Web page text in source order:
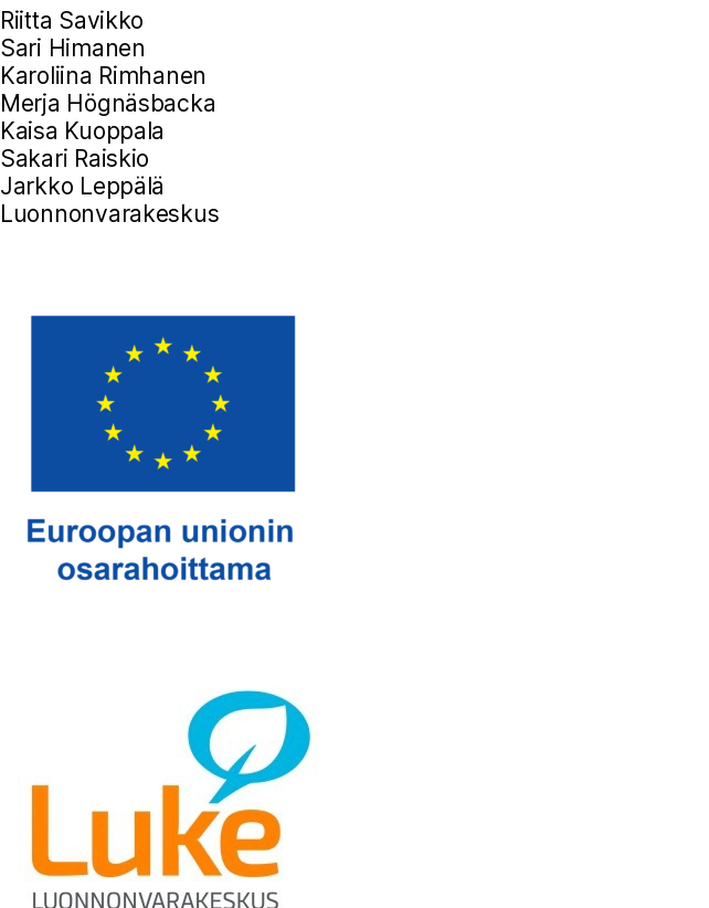
Riitta Savikko
Sari Himanen
Karoliina Rimhanen
Merja Högnäsbacka
Kaisa Kuoppala
Sakari Raiskio
Jarkko Leppälä
Luonnonvarakeskus